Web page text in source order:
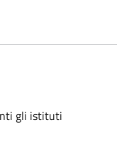
gli istituti